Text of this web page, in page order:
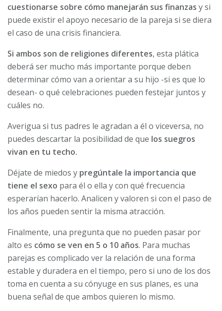
cuestionarse sobre cómo manejarán sus finanzas y si
puede existir el apoyo necesario de la pareja si se diera
el caso de una crisis financiera.
Si ambos son de religiones diferentes, esta plática
deberá ser mucho más importante porque deben
determinar cómo van a orientar a su hijo -si es que lo
desean- o qué celebraciones pueden festejar juntos y
cuáles no.
Averigua si tus padres le agradan a él o viceversa, no
puedes descartar la posibilidad de que los suegros
vivan en tu techo.
Déjate de miedos y pregúntale la importancia que
tiene el sexo para él o ella y con qué frecuencia
esperarían hacerlo. Analicen y valoren si con el paso de
los años pueden sentir la misma atracción.
Finalmente, una pregunta que no pueden pasar por
alto es cómo se ven en 5 o 10 años. Para muchas
parejas es complicado ver la relación de una forma
estable y duradera en el tiempo, pero si uno de los dos
toma en cuenta a su cónyuge en sus planes, es una
buena señal de que ambos quieren lo mismo.